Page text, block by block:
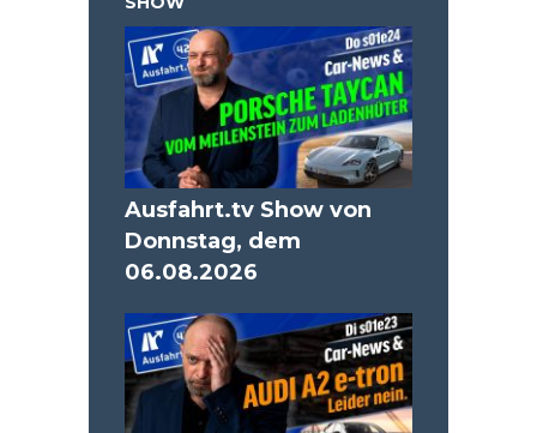
Ausfahrt.tv Show von
Donnstag, dem
06.08.2026